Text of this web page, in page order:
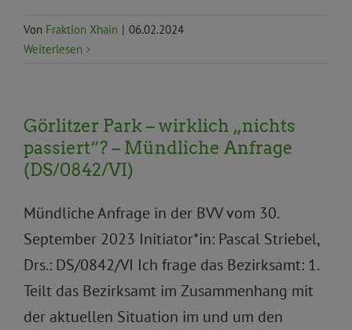
Von Fraktion Xhain | 06.02.2024
Weiterlesen
Görlitzer Park – wirklich „nichts
passiert“? – Mündliche Anfrage
(DS/0842/VI)
Mündliche Anfrage in der BVV vom 30.
September 2023 Initiator*in: Pascal Striebel,
Drs.: DS/0842/VI Ich frage das Bezirksamt: 1.
Teilt das Bezirksamt im Zusammenhang mit
der aktuellen Situation im und um den